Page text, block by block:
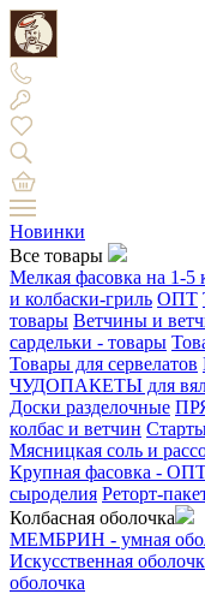
Новинки
Все товары
Мелкая фасовка на 1-5
и колбаски-гриль ОПТ
товары Ветчины и
сардельки - товары
Товары для сервелатов
ЧУДОПАКЕТЫ для
Доски разделочные
колбас и ветчин
Мясницкая соль и
Крупная фасовка -
сыроделия Реторт-
Колбасная оболочка
МЕМБРИН - умная
Искусственная
оболочка